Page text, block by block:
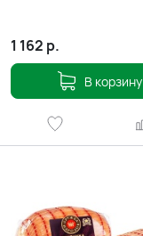
1 162 р.
В корзину